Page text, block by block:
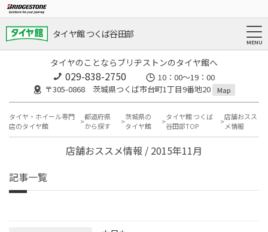
タイヤ館 つくば谷田部
タイヤのことならブリヂストンのタイヤ館へ
029-838-2750
10：00～19：00
〒305-0868 茨城県つくば市台町1丁目9番地20
Map
タイヤ・ホイール専門
店のタイヤ館
都道府県
から探す
茨城県の
タイヤ館
タイヤ館 つくば
谷田部TOP
店舗おスス
メ情報
店舗おススメ情報 / 2015年11月
記事一覧